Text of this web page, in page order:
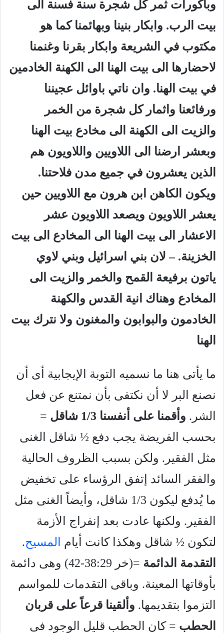
وباكورات ثمر كل شجرة سنة فسنة الى
بيت الرب. وابكار بنينا وبهائمنا كما هو
مكتوب في الشريعة وابكار بقرنا وغنمنا
لاحضارها الى بيت الهنا الى الكهنة الخادمين
في بيت الهنا. وان ناتي باوائل عجيننا
ورفائعنا واثمار كل شجرة من الخمر
والزيت الى الكهنة الى مخادع بيت الهنا
وبعشر ارضنا الى اللاويين واللاويون هم
الذين يعشرون في جميع مدن فلاحتنا.
ويكون الكاهن ابن هرون مع اللاويين حين
يعشر اللاويون ويصعد اللاويون عشر
الاعشار الى بيت الهنا الى المخادع الى بيت
الخزينة. – لان بني اسرائيل وبني لاوي
ياتون برفيعة القمح والخمر والزيت الى
المخادع وهناك انية القدس والكهنة
الخادمون والبوابون والمغنون ولا نترك بيت
الهنا
ما يأتى هنا ما نسميه التوبة الإيجابية أى أن
نصنع البر لا أن نكتفى بأن نمتنع عن فعل
الشر. وأقمنا على أنفسنا 1/3 شاقل
=
بحسب الفريضة يجب دفع ½ شاقل الغنى
مثل الفقير. ولكن بسبب الظروف الحالية
والفقر السائد إتفق الرؤساء على تخفيض
ما يُدفع ليكون 1/3 شاقل، وأيضاً الغنى مثل
الفقير. ولكنها عادت بعد إنفراج الأزمة
لتكون ½ شاقل وهكذا كانت أيام
المسيح.
التقدمة الدائمة
=(خر 38:29-42) وهى دائمة
بأوقاتها المعينة. وباقى التقدمات للمواسم
التزموا بتقديمها. وألقينا قرعاً على قربان
الحطب = كان الحطب قليل الوجود فى